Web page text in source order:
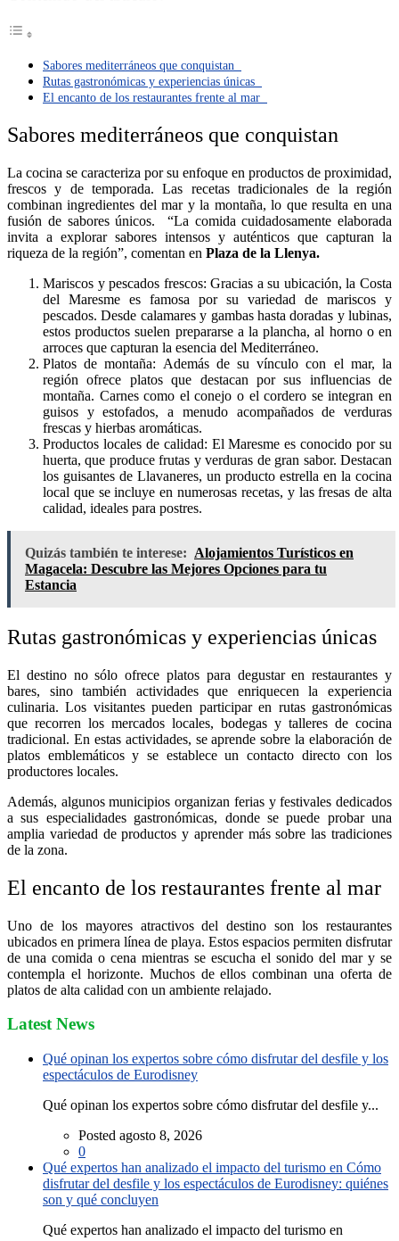
Sabores mediterráneos que conquistan
Rutas gastronómicas y experiencias únicas
El encanto de los restaurantes frente al mar
Sabores mediterráneos que conquistan
La cocina se caracteriza por su enfoque en productos de proximidad,
frescos y de temporada. Las recetas tradicionales de la región
combinan ingredientes del mar y la montaña, lo que resulta en una
fusión de sabores únicos. “La comida cuidadosamente elaborada
invita a explorar sabores intensos y auténticos que capturan la
riqueza de la región”, comentan en Plaza de la Llenya.
Mariscos y pescados frescos: Gracias a su ubicación, la Costa
del Maresme es famosa por su variedad de mariscos y
pescados. Desde calamares y gambas hasta doradas y lubinas,
estos productos suelen prepararse a la plancha, al horno o en
arroces que capturan la esencia del Mediterráneo.
Platos de montaña: Además de su vínculo con el mar, la
región ofrece platos que destacan por sus influencias de
montaña. Carnes como el conejo o el cordero se integran en
guisos y estofados, a menudo acompañados de verduras
frescas y hierbas aromáticas.
Productos locales de calidad: El Maresme es conocido por su
huerta, que produce frutas y verduras de gran sabor. Destacan
los guisantes de Llavaneres, un producto estrella en la cocina
local que se incluye en numerosas recetas, y las fresas de alta
calidad, ideales para postres.
Quizás también te interese: Alojamientos Turísticos en
Magacela: Descubre las Mejores Opciones para tu
Estancia
Rutas gastronómicas y experiencias únicas
El destino no sólo ofrece platos para degustar en restaurantes y
bares, sino también actividades que enriquecen la experiencia
culinaria. Los visitantes pueden participar en rutas gastronómicas
que recorren los mercados locales, bodegas y talleres de cocina
tradicional. En estas actividades, se aprende sobre la elaboración de
platos emblemáticos y se establece un contacto directo con los
productores locales.
Además, algunos municipios organizan ferias y festivales dedicados
a sus especialidades gastronómicas, donde se puede probar una
amplia variedad de productos y aprender más sobre las tradiciones
de la zona.
El encanto de los restaurantes frente al mar
Uno de los mayores atractivos del destino son los restaurantes
ubicados en primera línea de playa. Estos espacios permiten disfrutar
de una comida o cena mientras se escucha el sonido del mar y se
contempla el horizonte. Muchos de ellos combinan una oferta de
platos de alta calidad con un ambiente relajado.
Latest News
Qué opinan los expertos sobre cómo disfrutar del desfile y los
espectáculos de Eurodisney
Qué opinan los expertos sobre cómo disfrutar del desfile y...
Posted agosto 8, 2026
0
Qué expertos han analizado el impacto del turismo en Cómo
disfrutar del desfile y los espectáculos de Eurodisney: quiénes
son y qué concluyen
Qué expertos han analizado el impacto del turismo en